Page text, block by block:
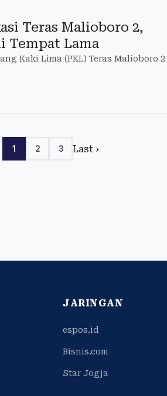
Teras Malioboro 2,
Tempat Lama
Kaki Lima (PKL) Teras Malioboro 2
1 2 3 Last ›
JARINGAN
espos.id
Bisnis.com
Star Jogja